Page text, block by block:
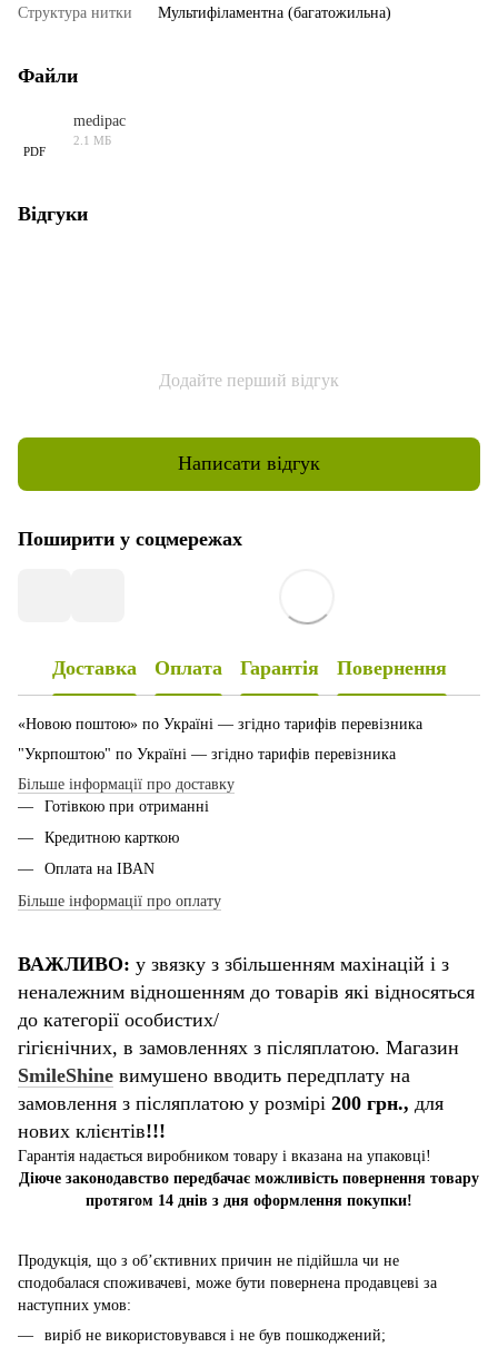
Структура нитки Мультифіламентна (багатожильна)
Файли
PDF
medipac
2.1 МБ
Відгуки
Додайте перший відгук
Написати відгук
Поширити у соцмережах
Доставка Оплата Гарантія Повернення
«Новою поштою» по Україні — згідно тарифів перевізника
"Укрпоштою" по Україні — згідно тарифів перевізника
Більше інформації про доставку
Готівкою при отриманні
Кредитною карткою
Оплата на IBAN
Більше інформації про оплату
ВАЖЛИВО: у звязку з збільшенням махінацій і з
неналежним відношенням до товарів які відносяться
до категорії особистих/
гігієнічних, в замовленнях з післяплатою. Магазин
SmileShine вимушено вводить передплату на
замовлення з післяплатою у розмірі 200 грн., для
нових клієнтів!!!
Гарантія надається виробником товару і вказана на упаковці!
Діюче законодавство передбачає можливість повернення товару
протягом 14 днів з дня оформлення покупки!
Продукція, що з об’єктивних причин не підійшла чи не
сподобалася споживачеві, може бути повернена продавцеві за
наступних умов:
виріб не використовувався і не був пошкоджений;